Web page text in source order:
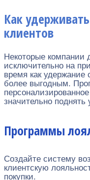
Как
клиентов
Некоторые компании
исключительно на
время как
более выгодным.
значительно поднять
Программы
Создайте систему
клиентскую
покупки.